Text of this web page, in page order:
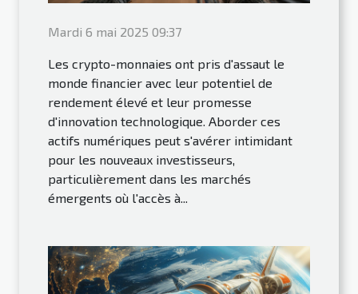
Mardi 6 mai 2025 09:37
Les crypto-monnaies ont pris d'assaut le
monde financier avec leur potentiel de
rendement élevé et leur promesse
d'innovation technologique. Aborder ces
actifs numériques peut s'avérer intimidant
pour les nouveaux investisseurs,
particulièrement dans les marchés
émergents où l'accès à...